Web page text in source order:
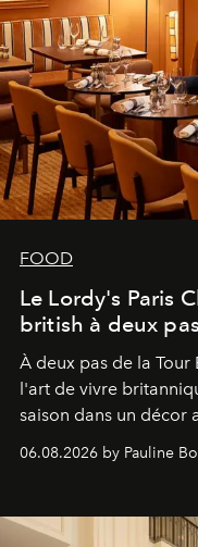
FOOD
Le Lordy's Paris
british à deux
À deux pas de la Tour
l'art de vivre
saison dans un décor
06.08.2026 by Pauline